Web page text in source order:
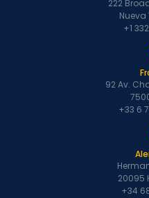
222
Nueva
+1
92 Av.
+33 6
20095
+34